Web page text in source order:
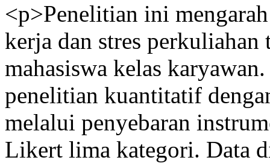
<p>Penelitian ini
kerja dan stres perkuliahan
mahasiswa kelas
penelitian kuantitatif
melalui penyebaran
Likert lima kategori. Data